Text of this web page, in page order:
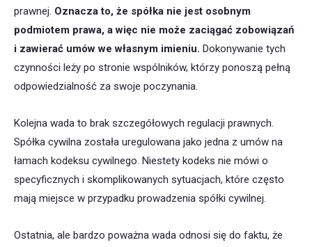
prawnej. Oznacza to, że spółka nie jest osobnym
podmiotem prawa, a więc nie może zaciągać zobowiązań
i zawierać umów we własnym imieniu. Dokonywanie tych
czynności leży po stronie wspólników, którzy ponoszą pełną
odpowiedzialność za swoje poczynania.
Kolejna wada to brak szczegółowych regulacji prawnych.
Spółka cywilna została uregulowana jako jedna z umów na
łamach kodeksu cywilnego. Niestety kodeks nie mówi o
specyficznych i skomplikowanych sytuacjach, które często
mają miejsce w przypadku prowadzenia spółki cywilnej.
Ostatnia, ale bardzo poważna wada odnosi się do faktu, że